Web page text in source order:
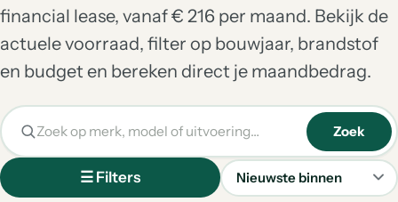
financial lease, vanaf € 216 per maand. Bekijk de
actuele voorraad, filter op bouwjaar, brandstof
en budget en bereken direct je maandbedrag.
☰ Filters
Sorteren
Zoek